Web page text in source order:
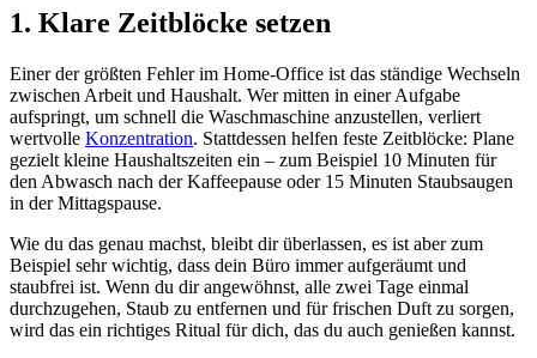
1. Klare Zeitblöcke setzen
Einer der größten Fehler im Home-Office ist das ständige Wechseln
zwischen Arbeit und Haushalt. Wer mitten in einer Aufgabe
aufspringt, um schnell die Waschmaschine anzustellen, verliert
wertvolle Konzentration. Stattdessen helfen feste Zeitblöcke: Plane
gezielt kleine Haushaltszeiten ein – zum Beispiel 10 Minuten für
den Abwasch nach der Kaffeepause oder 15 Minuten Staubsaugen
in der Mittagspause.
Wie du das genau machst, bleibt dir überlassen, es ist aber zum
Beispiel sehr wichtig, dass dein Büro immer aufgeräumt und
staubfrei ist. Wenn du dir angewöhnst, alle zwei Tage einmal
durchzugehen, Staub zu entfernen und für frischen Duft zu sorgen,
wird das ein richtiges Ritual für dich, das du auch genießen kannst.